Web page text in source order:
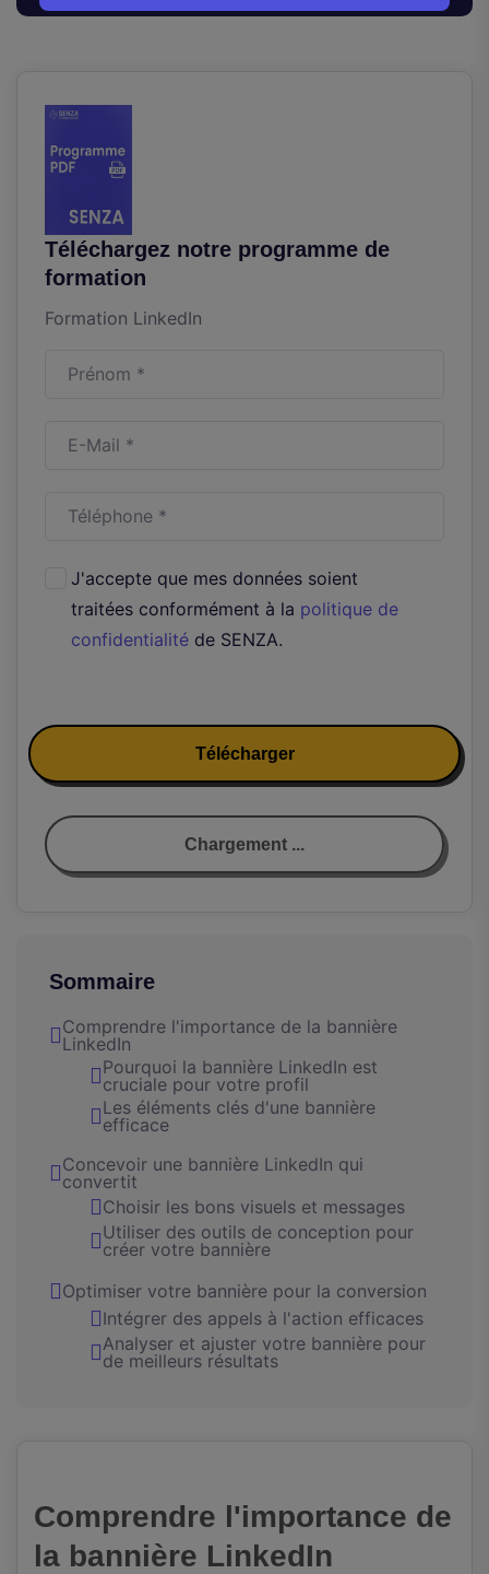
Téléchargez notre programme de
formation
Formation LinkedIn
J'accepte que mes données soient
traitées conformément à la politique de
confidentialité de SENZA.
Télécharger
Chargement ...
Sommaire
Comprendre l'importance de la bannière
LinkedIn
Pourquoi la bannière LinkedIn est
cruciale pour votre profil
Les éléments clés d'une bannière
efficace
Concevoir une bannière LinkedIn qui
convertit
Choisir les bons visuels et messages
Utiliser des outils de conception pour
créer votre bannière
Optimiser votre bannière pour la conversion
Intégrer des appels à l'action efficaces
Analyser et ajuster votre bannière pour
de meilleurs résultats
Comprendre l'importance de
la bannière LinkedIn